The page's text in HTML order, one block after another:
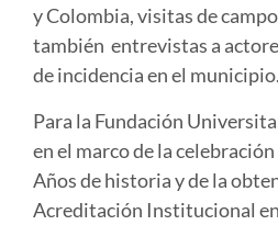
y Colombia, visitas de
también entrevistas a
de incidencia en el municipio.
Para la Fundación
en el marco de la
Años de historia y de la
Acreditación Institucional